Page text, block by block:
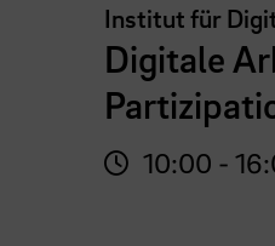
Institut für
Digitale
10:00 -